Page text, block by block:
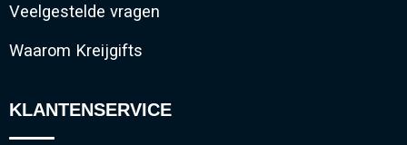
Veelgestelde vragen
Waarom Kreijgifts
KLANTENSERVICE